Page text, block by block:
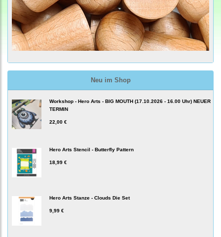
Neu im Shop
Workshop - Hero Arts - BIG MOUTH (17.10.2026 - 16.00 Uhr) NEUER
TERMIN
22,00 €
Hero Arts Stencil - Butterfly Pattern
18,99 €
Hero Arts Stanze - Clouds Die Set
9,99 €